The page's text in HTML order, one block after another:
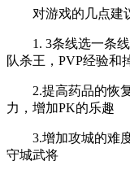
对游戏的几点建
1. 3条线选一条线
队杀王，PVP经验和
2.提高药品的恢复
力，增加PK的乐趣
3.增加攻城的难度
守城武将